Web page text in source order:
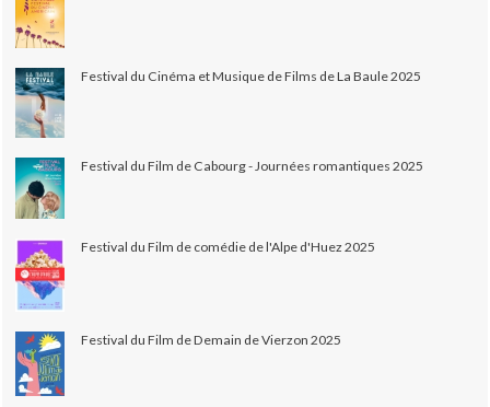
Festival du Cinéma et Musique de Films de La Baule 2025
Festival du Film de Cabourg - Journées romantiques 2025
Festival du Film de comédie de l'Alpe d'Huez 2025
Festival du Film de Demain de Vierzon 2025